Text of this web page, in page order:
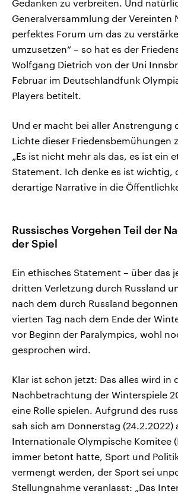
Gedanken zu verbreiten. Und
Generalversammlung der Vereinten
perfektes Forum um das zu
umzusetzen“ – so hat es der
Wolfgang Dietrich von der Uni
Februar im Deutschlandfunk
Players betitelt.
Und er macht bei aller Anstrengung
Lichte dieser Friedensbemühungen
„Es ist nicht mehr als das, es ist ein
Statement. Ich denke es ist wichtig,
derartige Narrative in die
Russisches Vorgehen Teil der
der Spiel
Ein ethisches Statement – über das
dritten Verletzung durch Russland
nach dem durch Russland
vierten Tag nach dem Ende der
vor Beginn der Paralympics, wohl
gesprochen wird.
Klar ist schon jetzt: Das alles wird in
Nachbetrachtung der Winterspiele
eine Rolle spielen. Aufgrund des
sah sich am Donnerstag (24.2.2022)
Internationale Olympische Komitee
immer betont hatte, Sport und
vermengt werden, der Sport sei
Stellungnahme veranlasst: „Das